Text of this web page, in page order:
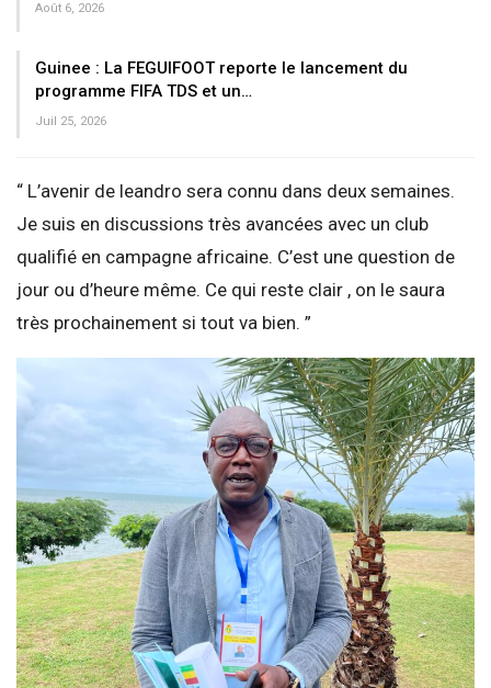
Août 6, 2026
Guinee : La FEGUIFOOT reporte le lancement du
programme FIFA TDS et un…
Juil 25, 2026
“ L’avenir de leandro sera connu dans deux semaines.
Je suis en discussions très avancées avec un club
qualifié en campagne africaine. C’est une question de
jour ou d’heure même. Ce qui reste clair , on le saura
très prochainement si tout va bien. ”